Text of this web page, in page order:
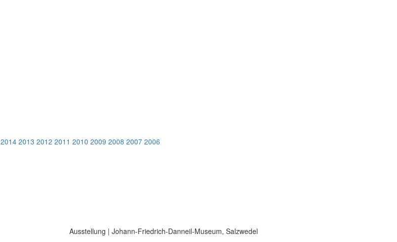
2014 2013 2012 2011 2010 2009 2008 2007 2006
Ausstellung | Johann-Friedrich-Danneil-Museum, Salzwedel